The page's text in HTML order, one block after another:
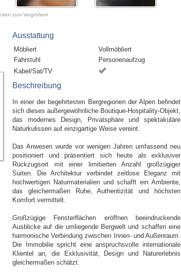
zum Vergrößern
Ausstattung
Möbliert
Vollmöbliert
Fahrstuhl
Personenaufzug
Kabel/Sat/TV
Beschreibung
In einer der begehrtesten Bergregionen der Alpen befindet
sich dieses außergewöhnliche Boutique-Hospitality-Objekt,
das modernes Design, Privatsphäre und spektakuläre
Naturkulissen auf einzigartige Weise vereint.
Das Anwesen wurde vor wenigen Jahren umfassend neu
positioniert und präsentiert sich heute als exklusiver
Rückzugsort mit einer limitierten Anzahl großzügiger
Suiten. Die Architektur verbindet zeitlose Eleganz mit
hochwertigen Naturmaterialien und schafft ein Ambiente,
das gleichermaßen Ruhe, Authentizität und höchsten
Komfort vermittelt.
Großzügige Fensterflächen eröffnen beeindruckende
Ausblicke auf die umliegende Bergwelt und schaffen eine
harmonische Verbindung zwischen Innen- und Außenraum.
Die Immobilie spricht eine anspruchsvolle internationale
Klientel an, die Exklusivität, Design und Naturerlebnis
gleichermaßen schätzt.